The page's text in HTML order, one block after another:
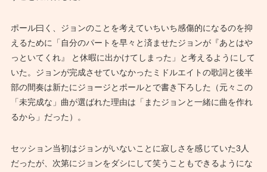
ポール曰く、ジョンのことを考えていちいち感傷的になるのを抑
えるために「自分のパートを早々と済ませたジョンが『あとはや
っといてくれ』 と休暇に出かけてしまった」と考えるようにして
いた。ジョンが完成させていなかったミドルエイトの歌詞と後半
部の間奏は新たにジョージとポールとで書き下ろした（元々この
「未完成な」曲が選ばれた理由は「またジョンと一緒に曲を作れ
るから」だった）。
セッション当初はジョンがいないことに寂しさを感じていた3人
だったが、次第にジョンをダシにして笑うこともできるようにな